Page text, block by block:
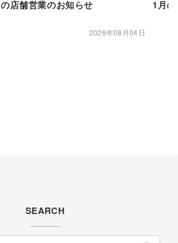
店舗営業のお知らせ
2026年08月04日
1月
SEARCH